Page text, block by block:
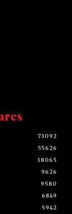
73092
55626
18065
9626
9580
6849
5942